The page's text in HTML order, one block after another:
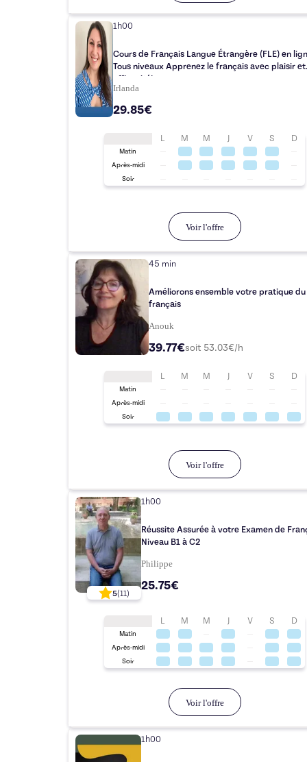
1h00
Cours de Français Langue Étrangère (FLE) en
Tous niveaux Apprenez le français avec plaisir et
efficacité!
Irlanda
29.85€
L M M J V S D
Matin
Après-midi
Soir
Voir l'offre
45 min
Améliorons ensemble votre pratique du
français
Anouk
39.77€soit 53.03€/h
L M M J V S D
Matin
Après-midi
Soir
Voir l'offre
5(11)
1h00
Réussite Assurée à votre Examen de
Niveau B1 à C2
Philippe
25.75€
L M M J V S D
Matin
Après-midi
Soir
Voir l'offre
1h00